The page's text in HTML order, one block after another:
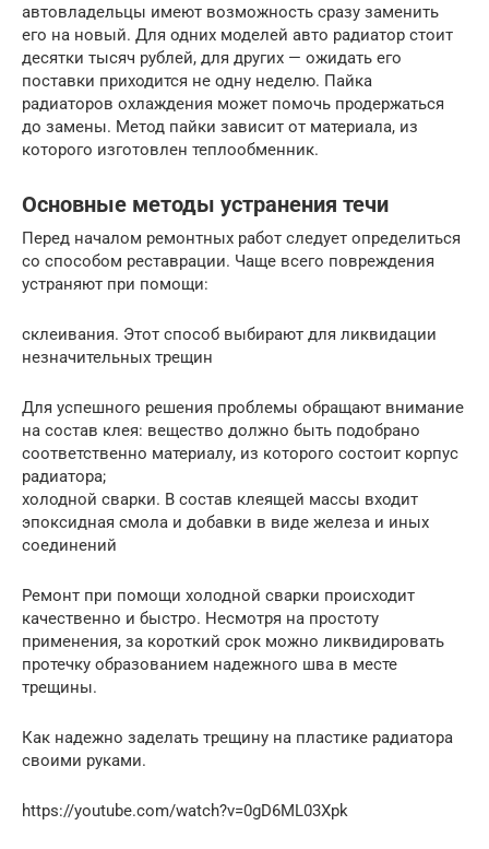
автовладельцы имеют возможность сразу заменить
его на новый. Для одних моделей авто радиатор стоит
десятки тысяч рублей, для других — ожидать его
поставки приходится не одну неделю. Пайка
радиаторов охлаждения может помочь продержаться
до замены. Метод пайки зависит от материала, из
которого изготовлен теплообменник.
Основные методы устранения течи
Перед началом ремонтных работ следует определиться
со способом реставрации. Чаще всего повреждения
устраняют при помощи:
склеивания. Этот способ выбирают для ликвидации
незначительных трещин
Для успешного решения проблемы обращают внимание
на состав клея: вещество должно быть подобрано
соответственно материалу, из которого состоит корпус
радиатора;
холодной сварки. В состав клеящей массы входит
эпоксидная смола и добавки в виде железа и иных
соединений
Ремонт при помощи холодной сварки происходит
качественно и быстро. Несмотря на простоту
применения, за короткий срок можно ликвидировать
протечку образованием надежного шва в месте
трещины.
Как надежно заделать трещину на пластике радиатора
своими руками.
https://youtube.com/watch?v=0gD6ML03Xpk